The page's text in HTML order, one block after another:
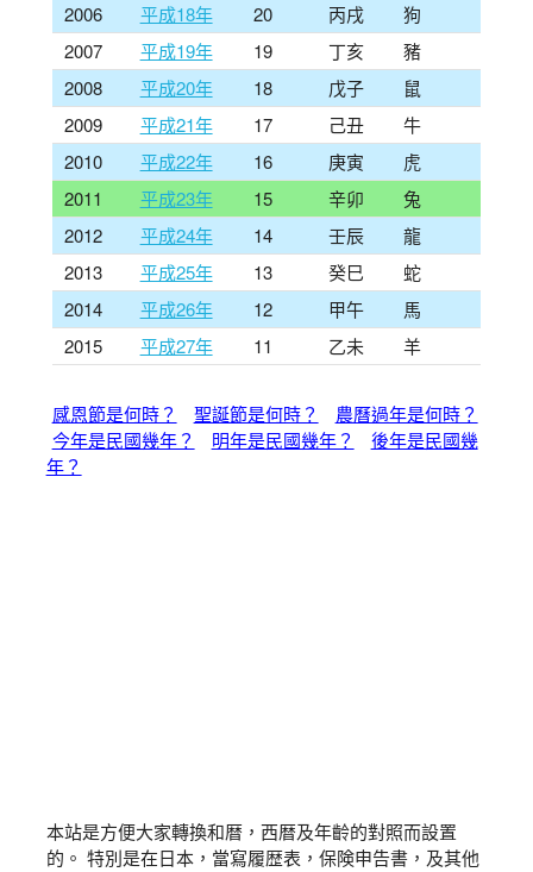
2006 平成18年 20 丙戌
狗
2007
平成19年 19 丁亥
豬
2008
平成20年 18 戊子
鼠
2009
平成21年 17 己丑
牛
2010
平成22年 16 庚寅
虎
2011
平成23年 15 辛卯
兔
2012
平成24年 14 壬辰
龍
2013
平成25年 13 癸巳
蛇
2014
平成26年 12 甲午
馬
2015
平成27年 11 乙未 羊
感恩節是何時？ 聖誕節是何時？
農曆過年是何時？
今年是民國幾年？
明年是民國幾年？
後年是民國幾
年？
本站是方便大家轉換和暦，西暦及年齡的對照而設置
的。 特別是在日本，當寫履歴表，保険申告書，及其他